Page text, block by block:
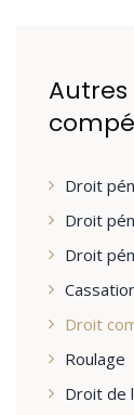
Droit
Droit
Droit
Droit
Roulage
Droit de